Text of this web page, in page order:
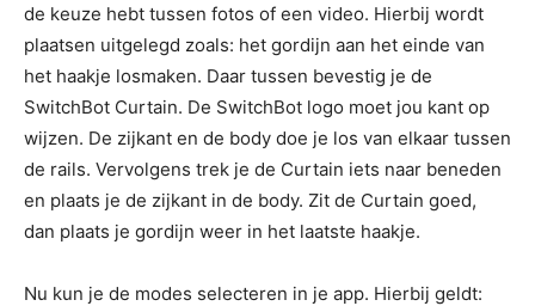
de keuze hebt tussen fotos of een video. Hierbij wordt
plaatsen uitgelegd zoals: het gordijn aan het einde van
het haakje losmaken. Daar tussen bevestig je de
SwitchBot Curtain. De SwitchBot logo moet jou kant op
wijzen. De zijkant en de body doe je los van elkaar tussen
de rails. Vervolgens trek je de Curtain iets naar beneden
en plaats je de zijkant in de body. Zit de Curtain goed,
dan plaats je gordijn weer in het laatste haakje.
Nu kun je de modes selecteren in je app. Hierbij geldt: